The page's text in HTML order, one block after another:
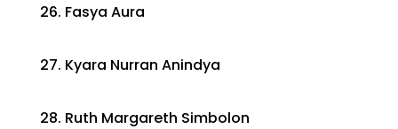
26. Fasya Aura
27. Kyara Nurran Anindya
28. Ruth Margareth Simbolon